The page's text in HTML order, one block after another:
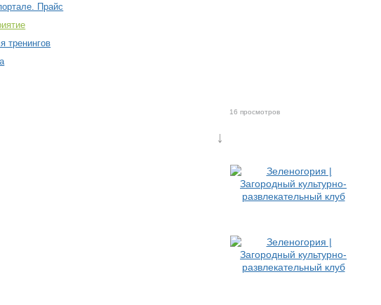
Прайс
тренингов
↓
16 просмотров